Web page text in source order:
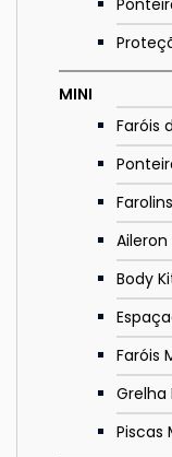
MINI
Faróis
Aileron
Body
Faróis
Grelha
Piscas